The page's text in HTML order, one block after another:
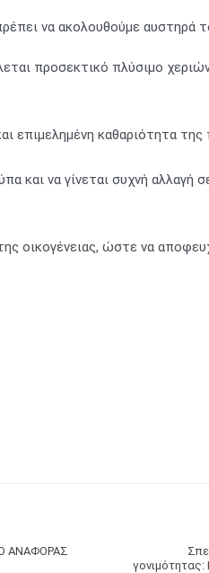
να ακολουθούμε αυστηρά
προσεκτικό πλύσιμο
επιμελημένη καθαριότητα
και να γίνεται συχνή
οικογένειας, ώστε να
ΑΝΑΦΟΡΑΣ